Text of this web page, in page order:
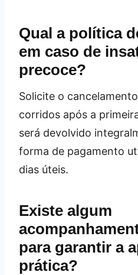
Qual a política
em caso de
precoce?
Solicite o
corridos após a
será devolvido
forma de pagamento
dias úteis.
Existe algum
para garantir a
prática?